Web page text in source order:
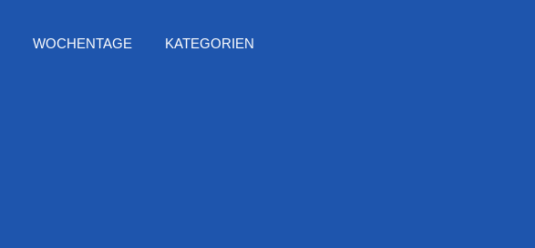
WOCHENTAGE KATEGORIEN